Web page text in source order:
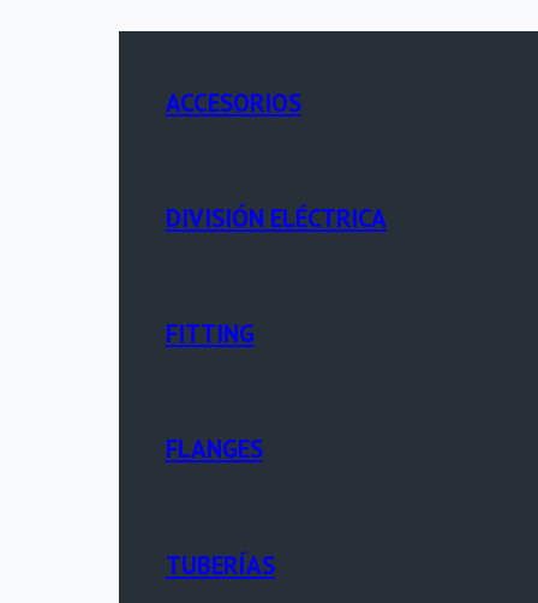
ACCESORIOS
DIVISIÓN ELÉCTRICA
FITTING
FLANGES
TUBERÍAS